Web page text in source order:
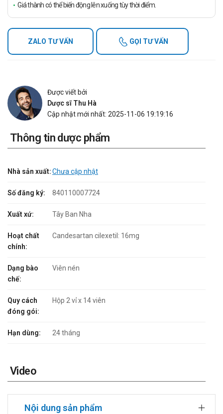
Giá thành có thể biến động lên xuống tùy thời điểm.
ZALO TƯ VẤN GỌI TƯ VẤN
Được viết bởi
Dược sĩ Thu Hà
Cập nhật mới nhất: 2025-11-06 19:19:16
Thông tin dược phẩm
Nhà sản xuất:Chưa cập nhật
Số đăng ký: 840110007724
Xuất xứ: Tây Ban Nha
Hoạt chất
chính:
Candesartan cilexetil: 16mg
Dạng bào
chế:
Viên nén
Quy cách
đóng gói:
Hộp 2 vỉ x 14 viên
Hạn dùng: 24 tháng
Video
Nội dung sản phẩm